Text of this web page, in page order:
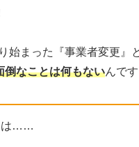
始まった『事業者変更』
倒なことは何もないんです
は……